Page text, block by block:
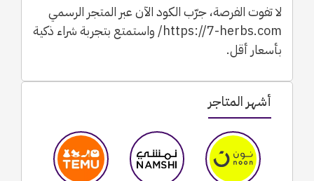
أشهر المتاجر
لا تفوت الفرصة، جرّب الكود الآن عبر المتجر الرسمي
https://7-herbs.com/ واستمتع بتجربة شراء ذكية
بأسعار أقل.